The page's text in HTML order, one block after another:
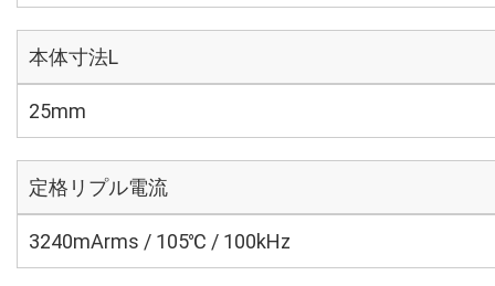
本体寸法L
25mm
定格リプル電流
3240mArms / 105℃ / 100kHz